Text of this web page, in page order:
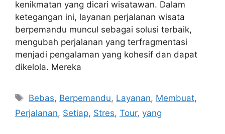
kenikmatan yang dicari wisatawan. Dalam
ketegangan ini, layanan perjalanan wisata
berpemandu muncul sebagai solusi terbaik,
mengubah perjalanan yang terfragmentasi
menjadi pengalaman yang kohesif dan dapat
dikelola. Mereka
Tags
Bebas, Berpemandu, Layanan, Membuat,
Perjalanan, Setiap, Stres, Tour, yang